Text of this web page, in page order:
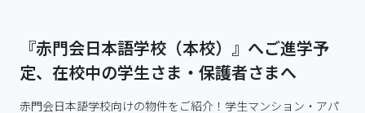
『赤門会日本語学校（本校）』へご進学予
定、在校中の学生さま・保護者さまへ
赤門会日本語学校向けの物件をご紹介！学生マンション・アパ